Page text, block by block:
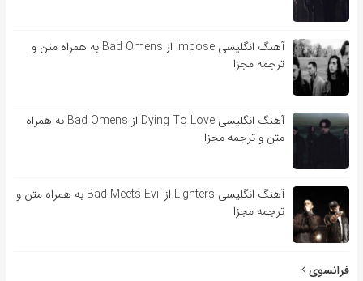
آهنگ انگلیسی Impose از Bad Omens به همراه متن و
ترجمه مجزا
آهنگ انگلیسی Dying To Love از Bad Omens به همراه
متن و ترجمه مجزا
آهنگ انگلیسی Lighters از Bad Meets Evil به همراه متن و
ترجمه مجزا
فرانسوی